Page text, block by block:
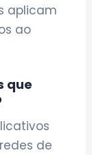
aplicam
ao
que
de